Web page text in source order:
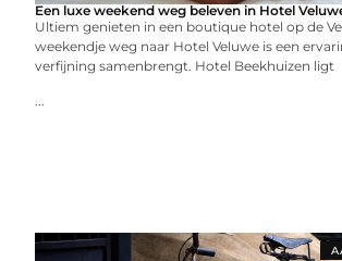
Een luxe weekend weg beleven in Hotel
Ultiem genieten in een boutique hotel op de
weekendje weg naar Hotel Veluwe is een
verfijning samenbrengt. Hotel Beekhuizen ligt
...